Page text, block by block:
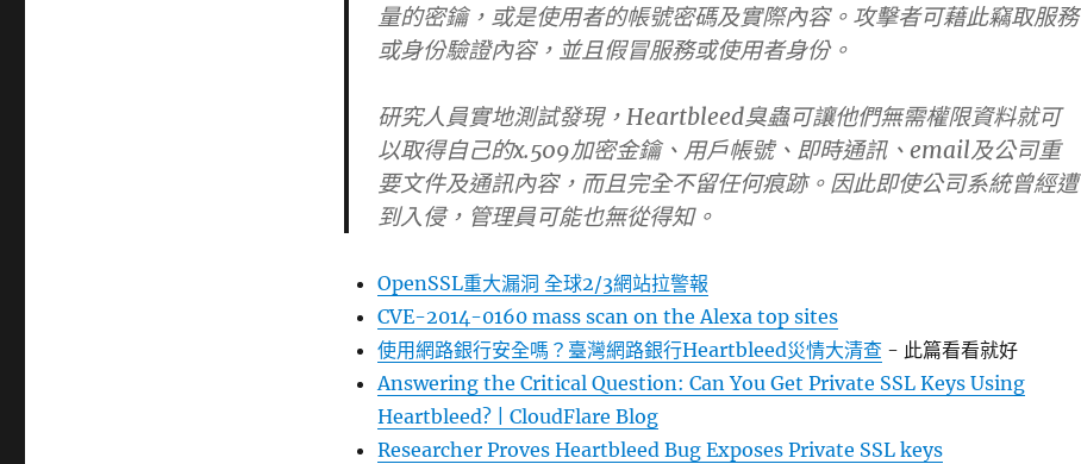
量的密鑰，或是使用者的帳號密碼及實際內容。攻擊者可藉此竊取服務
或身份驗證內容，並且假冒服務或使用者身份。
研究人員實地測試發現，Heartbleed臭蟲可讓他們無需權限資料就可
以取得自己的x.509加密金鑰、用戶帳號、即時通訊、email及公司重
要文件及通訊內容，而且完全不留任何痕跡。因此即使公司系統曾經遭
到入侵，管理員可能也無從得知。
OpenSSL重大漏洞 全球2/3網站拉警報
CVE-2014-0160 mass scan on the Alexa top sites
使用網路銀行安全嗎？臺灣網路銀行Heartbleed災情大清查- 此篇看看就好
Answering the Critical Question: Can You Get Private SSL Keys Using
Heartbleed? | CloudFlare Blog
Researcher Proves Heartbleed Bug Exposes Private SSL keys